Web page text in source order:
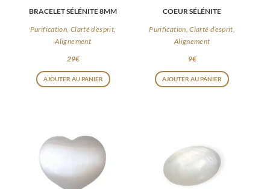
BRACELET SÉLÉNITE 8MM
Purification, Clarté d’esprit,
Alignement
29€
AJOUTER AU PANIER
COEUR SÉLÉNITE
Purification, Clarté d’esprit,
Alignement
9€
AJOUTER AU PANIER